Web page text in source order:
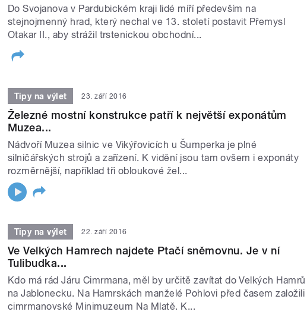
Do Svojanova v Pardubickém kraji lidé míří především na
stejnojmenný hrad, který nechal ve 13. století postavit Přemysl
Otakar II., aby strážil trstenickou obchodní...
Tipy na výlet 23. září 2016
Železné mostní konstrukce patří k největší exponátům
Muzea...
Nádvoří Muzea silnic ve Vikýřovicích u Šumperka je plné
silničářských strojů a zařízení. K vidění jsou tam ovšem i exponáty
rozměrnější, například tři obloukové žel...
Tipy na výlet 22. září 2016
Ve Velkých Hamrech najdete Ptačí sněmovnu. Je v ní
Tulibudka...
Kdo má rád Járu Cimrmana, měl by určitě zavítat do Velkých Hamrů
na Jablonecku. Na Hamrskách manželé Pohlovi před časem založili
cimrmanovské Minimuzeum Na Mlatě. K...